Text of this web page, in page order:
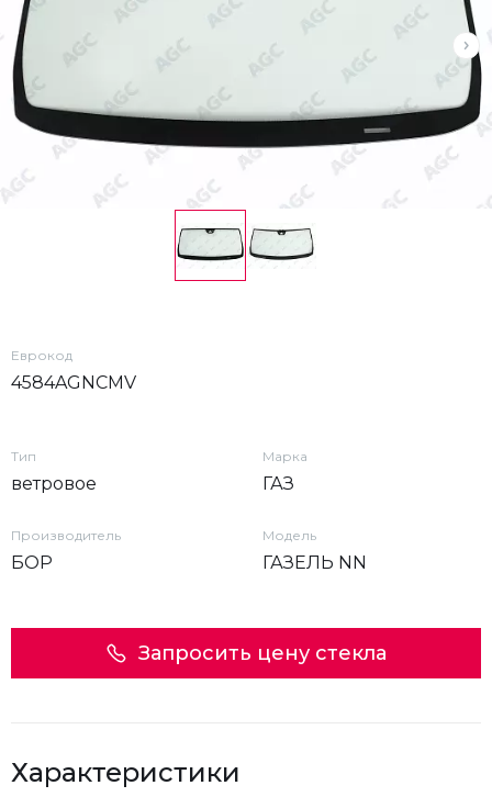
Еврокод
4584AGNCMV
Тип
ветровое
Марка
ГАЗ
Производитель
БОР
Модель
ГАЗЕЛЬ NN
Запросить цену стекла
Характеристики